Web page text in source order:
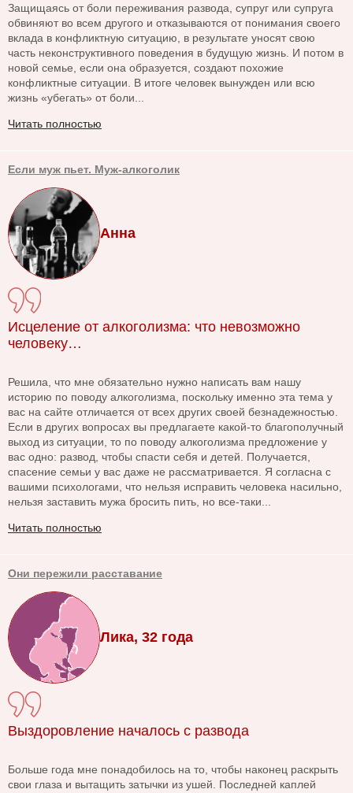
Защищаясь от боли переживания развода, супруг или супруга
обвиняют во всем другого и отказываются от понимания своего
вклада в конфликтную ситуацию, в результате уносят свою
часть неконструктивного поведения в будущую жизнь. И потом в
новой семье, если она образуется, создают похожие
конфликтные ситуации. В итоге человек вынужден или всю
жизнь «убегать» от боли...
Читать полностью
Если муж пьет. Муж-алкоголик
Анна
Исцеление от алкоголизма: что невозможно
человеку…
Решила, что мне обязательно нужно написать вам нашу
историю по поводу алкоголизма, поскольку именно эта тема у
вас на сайте отличается от всех других своей безнадежностью.
Если в других вопросах вы предлагаете какой-то благополучный
выход из ситуации, то по поводу алкоголизма предложение у
вас одно: развод, чтобы спасти себя и детей. Получается,
спасение семьи у вас даже не рассматривается. Я согласна с
вашими психологами, что нельзя исправить человека насильно,
нельзя заставить мужа бросить пить, но все-таки...
Читать полностью
Они пережили расставание
Лика, 32 года
Выздоровление началось с развода
Больше года мне понадобилось на то, чтобы наконец раскрыть
свои глаза и вытащить затычки из ушей. Последней каплей